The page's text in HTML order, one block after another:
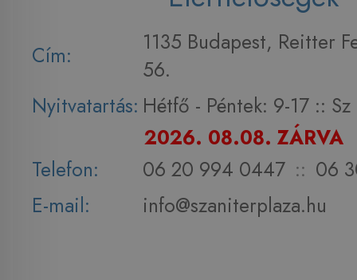
Cím:
1135 Budapest, Reitter
56.
Nyitvatartás: Hétfő - Péntek: 9-17 :: Sz
2026. 08.08. ZÁRVA
Telefon:
06 20 994 0447 :: 06
E-mail:
info@szaniterplaza.hu